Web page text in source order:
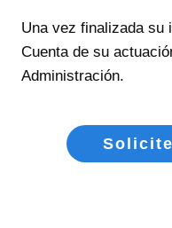
Una vez finalizada su
Cuenta de su
Administración.